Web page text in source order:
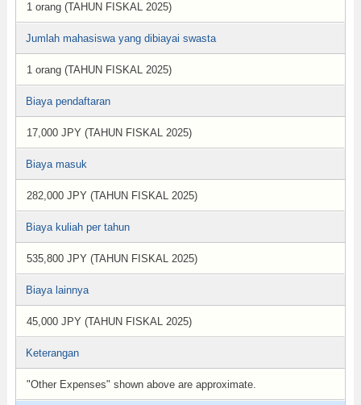
1 orang (TAHUN FISKAL 2025)
Jumlah mahasiswa yang dibiayai swasta
1 orang (TAHUN FISKAL 2025)
Biaya pendaftaran
17,000 JPY (TAHUN FISKAL 2025)
Biaya masuk
282,000 JPY (TAHUN FISKAL 2025)
Biaya kuliah per tahun
535,800 JPY (TAHUN FISKAL 2025)
Biaya lainnya
45,000 JPY (TAHUN FISKAL 2025)
Keterangan
"Other Expenses" shown above are approximate.